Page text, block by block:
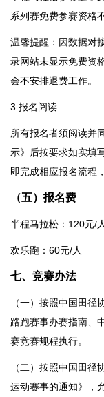
系列赛免费参赛资格
温馨提醒：因数据对
录网站未显示免费资
会不安排退费工作。
3.报名阅读
所有报名者须阅读并
示》后按要求如实填
即完成相应报名流程
（五）报名费
半程马拉松：120元/人
欢乐跑：60元/人
七、 竞赛办法
（一）按照中国田
路跑赛事办赛指南、
赛竞赛规程执行。
（二）按照中国田
运动赛事的通知》，